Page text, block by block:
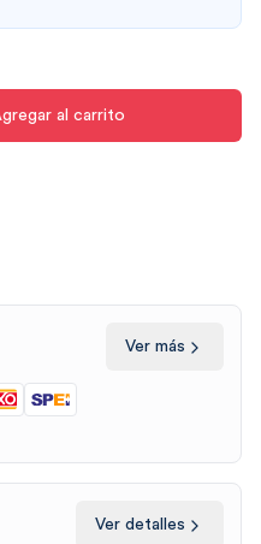
al carrito
Ver más
Ver detalles